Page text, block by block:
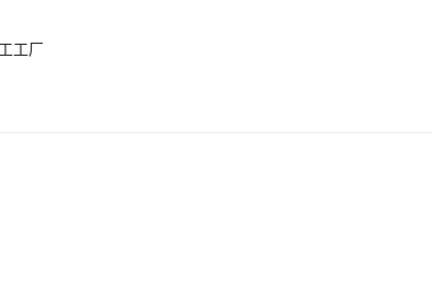
工厂